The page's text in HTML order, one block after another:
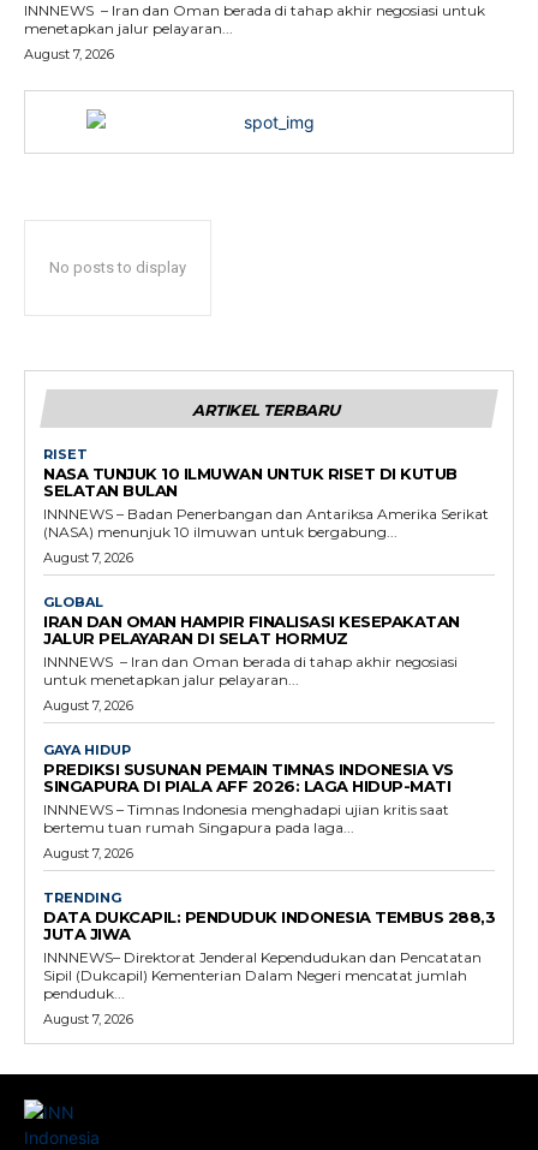
INNNEWS – Iran dan Oman berada di tahap akhir negosiasi untuk
menetapkan jalur pelayaran...
August 7, 2026
No posts to display
ARTIKEL TERBARU
RISET
NASA TUNJUK 10 ILMUWAN UNTUK RISET DI KUTUB
SELATAN BULAN
INNNEWS – Badan Penerbangan dan Antariksa Amerika Serikat
(NASA) menunjuk 10 ilmuwan untuk bergabung...
August 7, 2026
GLOBAL
IRAN DAN OMAN HAMPIR FINALISASI KESEPAKATAN
JALUR PELAYARAN DI SELAT HORMUZ
INNNEWS – Iran dan Oman berada di tahap akhir negosiasi
untuk menetapkan jalur pelayaran...
August 7, 2026
GAYA HIDUP
PREDIKSI SUSUNAN PEMAIN TIMNAS INDONESIA VS
SINGAPURA DI PIALA AFF 2026: LAGA HIDUP-MATI
INNNEWS – Timnas Indonesia menghadapi ujian kritis saat
bertemu tuan rumah Singapura pada laga...
August 7, 2026
TRENDING
DATA DUKCAPIL: PENDUDUK INDONESIA TEMBUS 288,3
JUTA JIWA
INNNEWS– Direktorat Jenderal Kependudukan dan Pencatatan
Sipil (Dukcapil) Kementerian Dalam Negeri mencatat jumlah
penduduk...
August 7, 2026